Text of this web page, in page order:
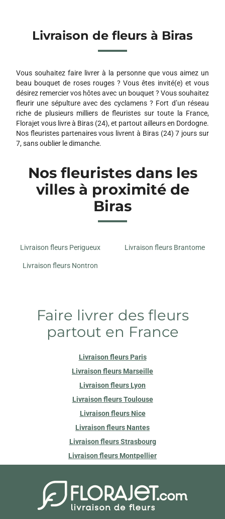
Livraison de fleurs à Biras
Vous souhaitez faire livrer à la personne que vous aimez un
beau bouquet de roses rouges ? Vous êtes invité(e) et vous
désirez remercier vos hôtes avec un bouquet ? Vous souhaitez
fleurir une sépulture avec des cyclamens ? Fort d’un réseau
riche de plusieurs milliers de fleuristes sur toute la France,
Florajet vous livre à Biras (24), et partout ailleurs en Dordogne.
Nos fleuristes partenaires vous livrent à Biras (24) 7 jours sur
7, sans oublier le dimanche.
Nos fleuristes dans les
villes à proximité de
Biras
Livraison fleurs Perigueux Livraison fleurs Brantome
Livraison fleurs Nontron
Faire livrer des fleurs
partout en France
Livraison fleurs Paris
Livraison fleurs Marseille
Livraison fleurs Lyon
Livraison fleurs Toulouse
Livraison fleurs Nice
Livraison fleurs Nantes
Livraison fleurs Strasbourg
Livraison fleurs Montpellier